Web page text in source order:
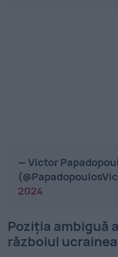
— Victor
2024
Poziția ambiguă
războiul